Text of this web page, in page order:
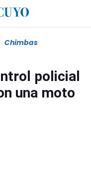
Chimbas
policial
una moto